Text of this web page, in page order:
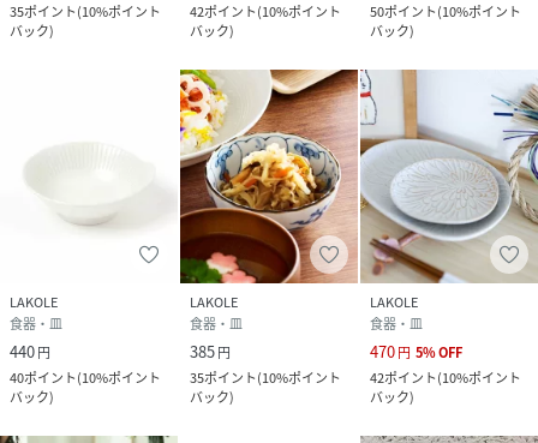
35ポイント(10%ポイント
バック)
42ポイント(10%ポイント
バック)
50ポイント(10%ポイント
バック)
LAKOLE
食器・皿
440円
40ポイント(10%ポイント
バック)
LAKOLE
食器・皿
385円
35ポイント(10%ポイント
バック)
LAKOLE
食器・皿
470円 5%OFF
42ポイント(10%ポイント
バック)